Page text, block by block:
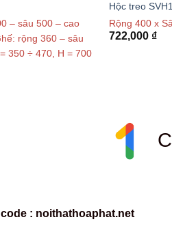
– sâu 500 – cao
rộng 360 – sâu
350 ÷ 470, H = 700
Hộc treo
Rộng 400 x
722,000 ₫
: noithathoaphat.net